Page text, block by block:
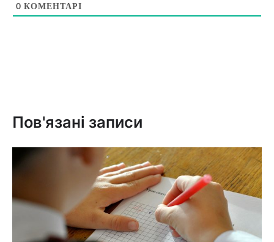
0 КОМЕНТАРІ
Пов'язані записи